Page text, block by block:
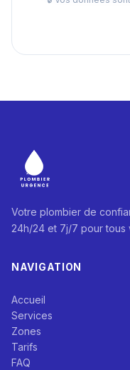
Votre plombier de
24h/24 et 7j/7 pour tous
NAVIGATION
Accueil
Services
Zones
Tarifs
FAQ